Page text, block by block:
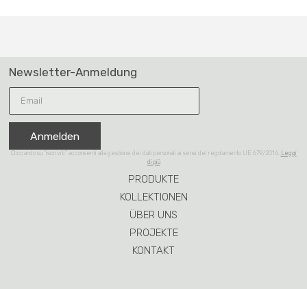
PRODUKTE
KOLLEKTIONEN
ÜBER UNS
PROJEKTE
KONTAKT
Newsletter-Anmeldung
Anmelden
Cliccando su “iscriviti” acconsenti alla gestione dei dati personali ai sensi del regolamento UE 679/2016. Leggi
di più